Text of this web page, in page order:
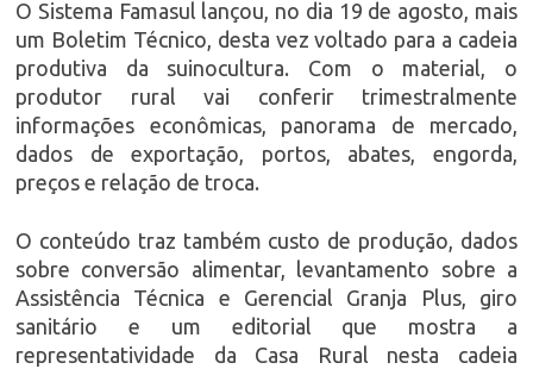
O Sistema Famasul lançou, no dia 19 de agosto, mais
um Boletim Técnico, desta vez voltado para a cadeia
produtiva da suinocultura. Com o material, o
produtor rural vai conferir trimestralmente
informações econômicas, panorama de mercado,
dados de exportação, portos, abates, engorda,
preços e relação de troca.
O conteúdo traz também custo de produção, dados
sobre conversão alimentar, levantamento sobre a
Assistência Técnica e Gerencial Granja Plus, giro
sanitário e um editorial que mostra a
representatividade da Casa Rural nesta cadeia